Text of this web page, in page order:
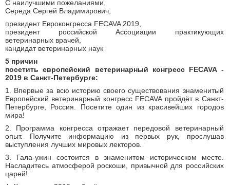
С наилучшими пожеланиями,
Середа Сергей Владимирович,
президент Евроконгресса FECAVA 2019,
президент российской Ассоциации практикующих
ветеринарных врачей,
кандидат ветеринарных наук
5 причин
посетить европейский ветеринарный конгресс FECAVA -
2019 в Санкт-Петербурге:
1. Впервые за всю историю своего существования знаменитый
Европейский ветеринарный конгресс FECAVA пройдёт в Санкт-
Петербурге, Россия. Посетите один из красивейших городов
мира!
2. Программа конгресса отражает передовой ветеринарный
опыт. Получите информацию из первых рук, прослушав
выступления лучших мировых лекторов.
3. Гала-ужин состоится в знаменитом историческом месте.
Насладитесь атмосферой роскоши, привычной для российских
царей!